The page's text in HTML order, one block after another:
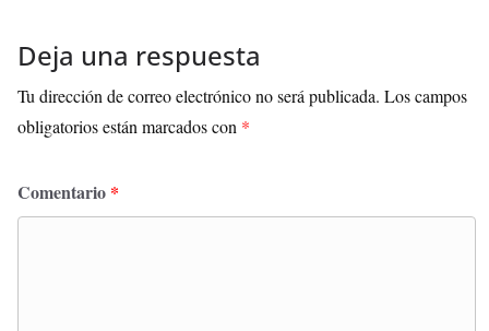
Deja una respuesta
Tu dirección de correo electrónico no será publicada. Los campos
obligatorios están marcados con *
Comentario *